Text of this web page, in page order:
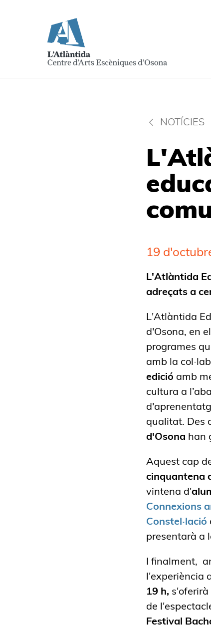
NOTÍCIES
19
L'Atlàntida
adreçats a
L'Atlàntida
d'Osona, en
programes
amb la
edició amb
cultura a
qualitat. Des
d'Osona han
Aquest cap
cinquantena
vintena d'
Connexions
Constel·lació
presentarà a
I finalment,
l'experiència
19 h, s'oferirà
de
Festival